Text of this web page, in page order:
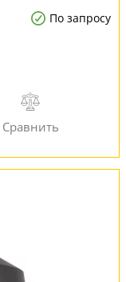
По запросу